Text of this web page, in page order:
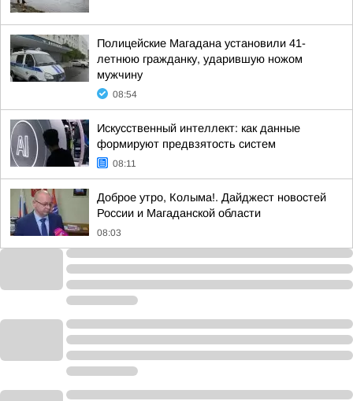
Полицейские Магадана установили 41-
летнюю гражданку, ударившую ножом
мужчину
08:54
Искусственный интеллект: как данные
формируют предвзятость систем
08:11
Доброе утро, Колыма!. Дайджест новостей
России и Магаданской области
08:03